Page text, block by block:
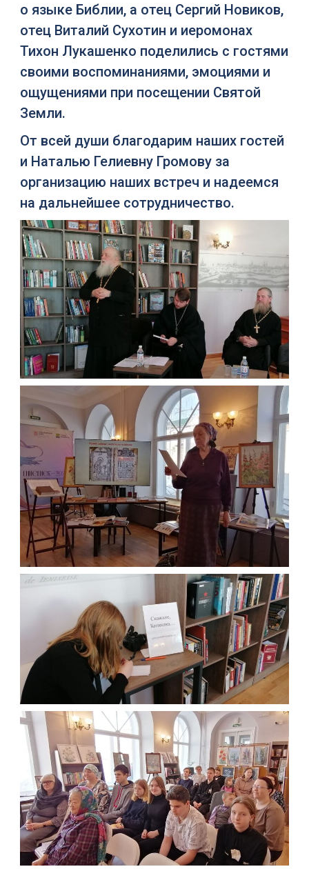
о языке Библии, а отец Сергий Новиков,
отец Виталий Сухотин и иеромонах
Тихон Лукашенко поделились с гостями
своими воспоминаниями, эмоциями и
ощущениями при посещении Святой
Земли.
От всей души благодарим наших гостей
и Наталью Гелиевну Громову за
организацию наших встреч и надеемся
на дальнейшее сотрудничество.